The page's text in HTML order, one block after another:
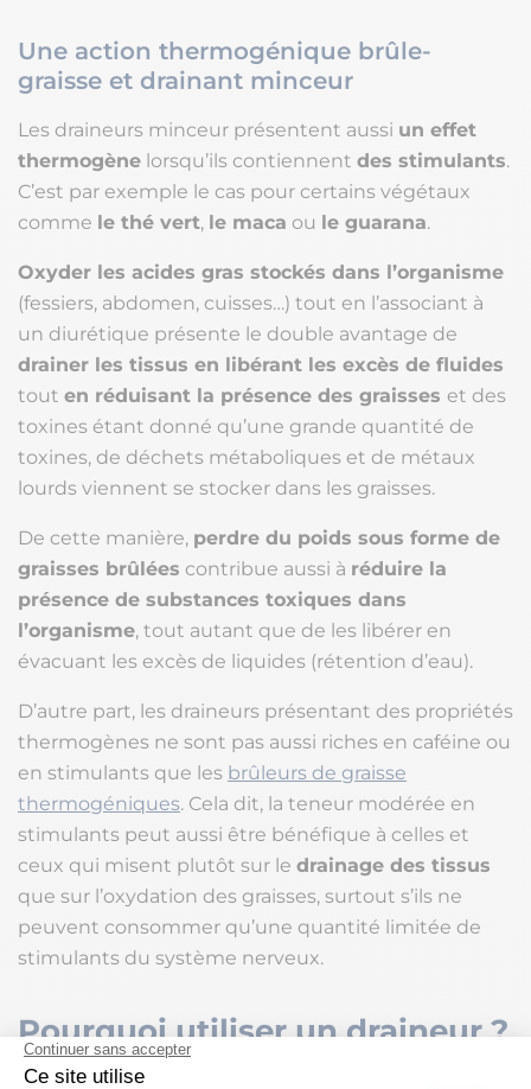
Une action thermogénique brûle-
graisse et drainant minceur
Les draineurs minceur présentent aussi un effet
thermogène lorsqu’ils contiennent des stimulants.
C’est par exemple le cas pour certains végétaux
comme le thé vert, le maca ou le guarana.
Oxyder les acides gras stockés dans l’organisme
(fessiers, abdomen, cuisses…) tout en l’associant à
un diurétique présente le double avantage de
drainer les tissus en libérant les excès de fluides
tout en réduisant la présence des graisses et des
toxines étant donné qu’une grande quantité de
toxines, de déchets métaboliques et de métaux
lourds viennent se stocker dans les graisses.
De cette manière, perdre du poids sous forme de
graisses brûlées contribue aussi à réduire la
présence de substances toxiques dans
l’organisme, tout autant que de les libérer en
évacuant les excès de liquides (rétention d’eau).
D’autre part, les draineurs présentant des propriétés
thermogènes ne sont pas aussi riches en caféine ou
en stimulants que les brûleurs de graisse
thermogéniques. Cela dit, la teneur modérée en
stimulants peut aussi être bénéfique à celles et
ceux qui misent plutôt sur le drainage des tissus
que sur l’oxydation des graisses, surtout s’ils ne
peuvent consommer qu’une quantité limitée de
stimulants du système nerveux.
Pourquoi utiliser un draineur ?